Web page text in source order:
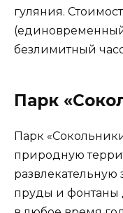
гуляния.
безлимитный
Парк
Парк
природную
развлекательную
пруды и фонтаны